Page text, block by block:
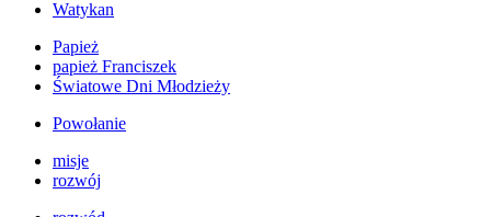
Watykan
Papież
papież Franciszek
Światowe Dni Młodzieży
Powołanie
misje
rozwój